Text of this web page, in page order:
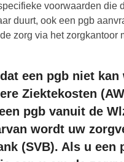
voorwaarden die
duurt, ook een pgb
zorg via het zorgkantoor
een pgb niet
Ziektekosten
pgb vanuit de
wordt uw
(SVB). Als u